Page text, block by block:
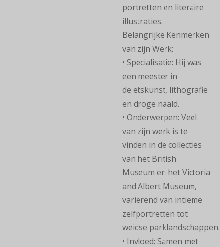
portretten en literaire
illustraties.
Belangrijke Kenmerken
van zijn Werk:
• Specialisatie: Hij was
een meester in
de etskunst, lithografie
en droge naald.
• Onderwerpen: Veel
van zijn werk is te
vinden in de collecties
van het British
Museum en het Victoria
and Albert Museum,
variërend van intieme
zelfportretten tot
weidse parklandschappen.
• Invloed: Samen met